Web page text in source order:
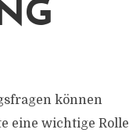
können
eine wichtige Rolle